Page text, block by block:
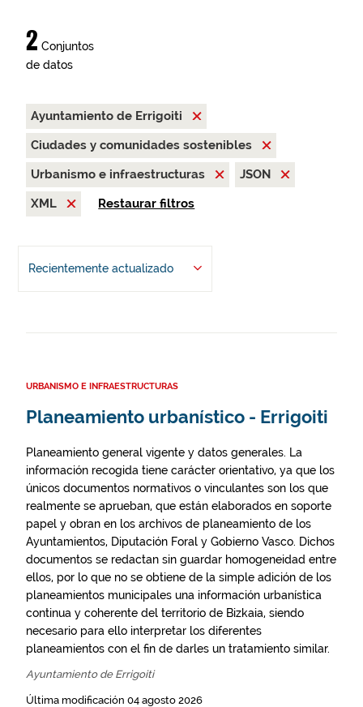
2 Conjuntos
de datos
Ayuntamiento de Errigoiti
Ciudades y comunidades sostenibles
Urbanismo e infraestructuras
JSON
XML
Restaurar filtros
Recientemente actualizado
URBANISMO E INFRAESTRUCTURAS
Planeamiento urbanístico - Errigoiti
Planeamiento general vigente y datos generales. La
información recogida tiene carácter orientativo, ya que los
únicos documentos normativos o vinculantes son los que
realmente se aprueban, que están elaborados en soporte
papel y obran en los archivos de planeamiento de los
Ayuntamientos, Diputación Foral y Gobierno Vasco. Dichos
documentos se redactan sin guardar homogeneidad entre
ellos, por lo que no se obtiene de la simple adición de los
planeamientos municipales una información urbanística
continua y coherente del territorio de Bizkaia, siendo
necesario para ello interpretar los diferentes
planeamientos con el fin de darles un tratamiento similar.
Ayuntamiento de Errigoiti
Última modificación 04 agosto 2026